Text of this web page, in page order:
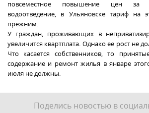
повсеместное повышение цен за
водоотведение, в Ульяновске тариф на
прежним.
У граждан, проживающих в
увеличится квартплата. Однако ее рост не
Что касается собственников, то
содержание и ремонт жилья в январе
июля не должны.
Поделись новостью в